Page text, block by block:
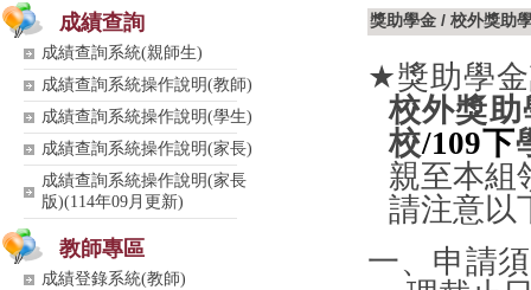
成績查詢
成績查詢系統(親師生)
成績查詢系統操作說明(教師)
成績查詢系統操作說明(學生)
成績查詢系統操作說明(家長)
成績查詢系統操作說明(家長
版)(114年09月更新)
教師專區
成績登錄系統(教師)
獎助學金 / 校外獎助
★獎助學
校外獎
校/109下
親至本組
請注意以
一、申請